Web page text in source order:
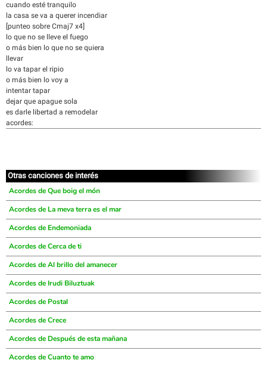
cuando esté tranquilo
la casa se va a querer incendiar
[punteo sobre Cmaj7 x4]
lo que no se lleve el fuego
o más bien lo que no se quiera
llevar
lo va tapar el ripio
o más bien lo voy a
intentar tapar
dejar que apague sola
es darle libertad a remodelar
acordes:
Otras canciones de interés
Acordes de Que boig el món
Acordes de La meva terra es el mar
Acordes de Endemoniada
Acordes de Cerca de ti
Acordes de Al brillo del amanecer
Acordes de Irudi Biluztuak
Acordes de Postal
Acordes de Crece
Acordes de Después de esta mañana
Acordes de Cuanto te amo